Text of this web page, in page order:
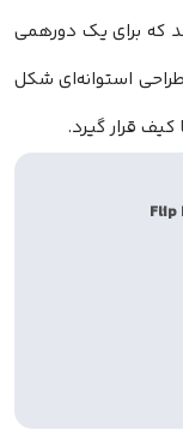
که برای یک دورهمی
استوانه‌ای شکل
قرار گیرد.